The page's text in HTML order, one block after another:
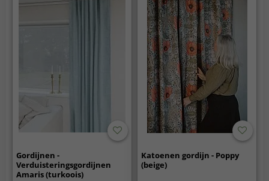
Gordijnen -
Verduisteringsgordijnen
Amaris (turkoois)
Katoenen gordijn - Poppy
(beige)